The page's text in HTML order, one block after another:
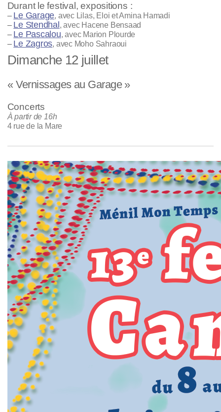
Durant le festival, expositions :
– Le Garage, avec Lilas, Eloi et Amina Hamadi
– Le Stendhal , avec Hacene Bensaad
– Le Pascalou, avec Marion Plourde
– Le Zagros, avec Moho Sahraoui
Dimanche 12 juillet
« Vernissages au Garage »
Concerts
À partir de 16h
4 rue de la Mare